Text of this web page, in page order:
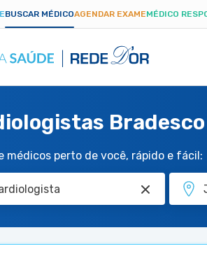
BUSCAR MÉDICOAGENDAR EXAMEMÉDICO
médicos perto de você, rápido e fácil: